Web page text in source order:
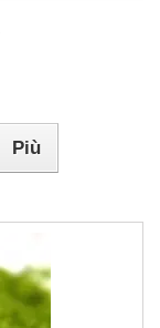
Più